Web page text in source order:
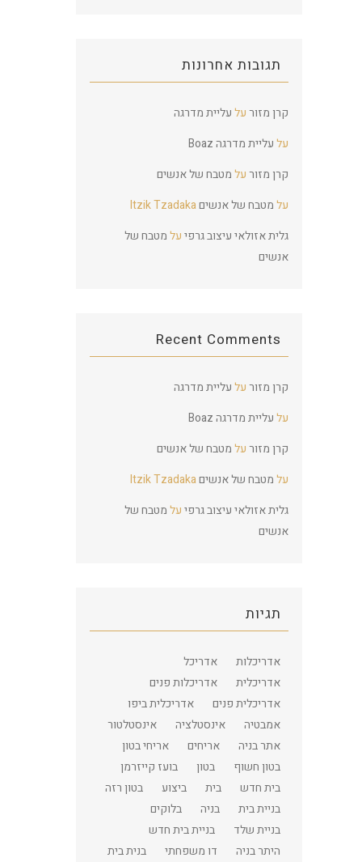
תגובות אחרונות
קרן מזורעלעליית מדרגה
Boaz
עלעליית מדרגה
קרן מזורעלמטבח של אנשים
Itzik Tzadaka
עלמטבח של אנשים
גלית אזולאי עיצוב גרפיעלמטבח של
אנשים
Recent Comments
קרן מזורעלעליית מדרגה
Boaz
עלעליית מדרגה
קרן מזורעלמטבח של אנשים
Itzik Tzadaka
עלמטבח של אנשים
גלית אזולאי עיצוב גרפיעלמטבח של
אנשים
תגיות
אדריכל
אדריכלות
אדריכלות פנים
אדריכלית
אדריכלית ביפו
אדריכלית פנים
אינסטלטור
אינסטלציה
אמבטיה
אריחי בטון
אריחים
אתר בניה
בועז קייזרמן
בטון
בטון חשוף
בטון רזה
ביצוע בית
בית חדש
בלוקים
בניה
בניית בית
בניית בית חדש
בניית שלד
בנית בית
דו משפחתי
היתר בניה